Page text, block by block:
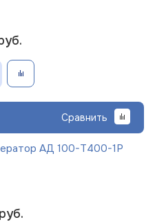
Сравнить
АД 100-Т400-1Р
руб.